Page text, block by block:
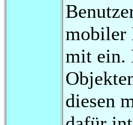
mobiler
mit ein.
diesen